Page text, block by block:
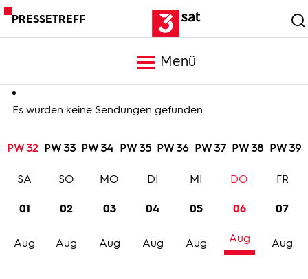
PRESSETREFF
Menü
Meldungen
Programm
Trailer
Es wurden keine Sendungen gefunden
PW 32 PW 33 PW 34 PW 35 PW 36 PW 37 PW 38 PW 39
01
Aug
SA
02
Aug
SO
03
Aug
MO
04
Aug
DI
05
Aug
MI
06
Aug
DO
07
Aug
FR